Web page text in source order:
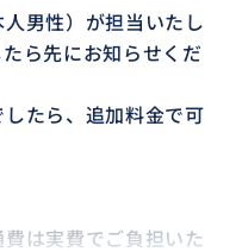
男性）が担当いたし
ら先にお知らせくだ
たら、追加料金で可
は実費でご負担いた